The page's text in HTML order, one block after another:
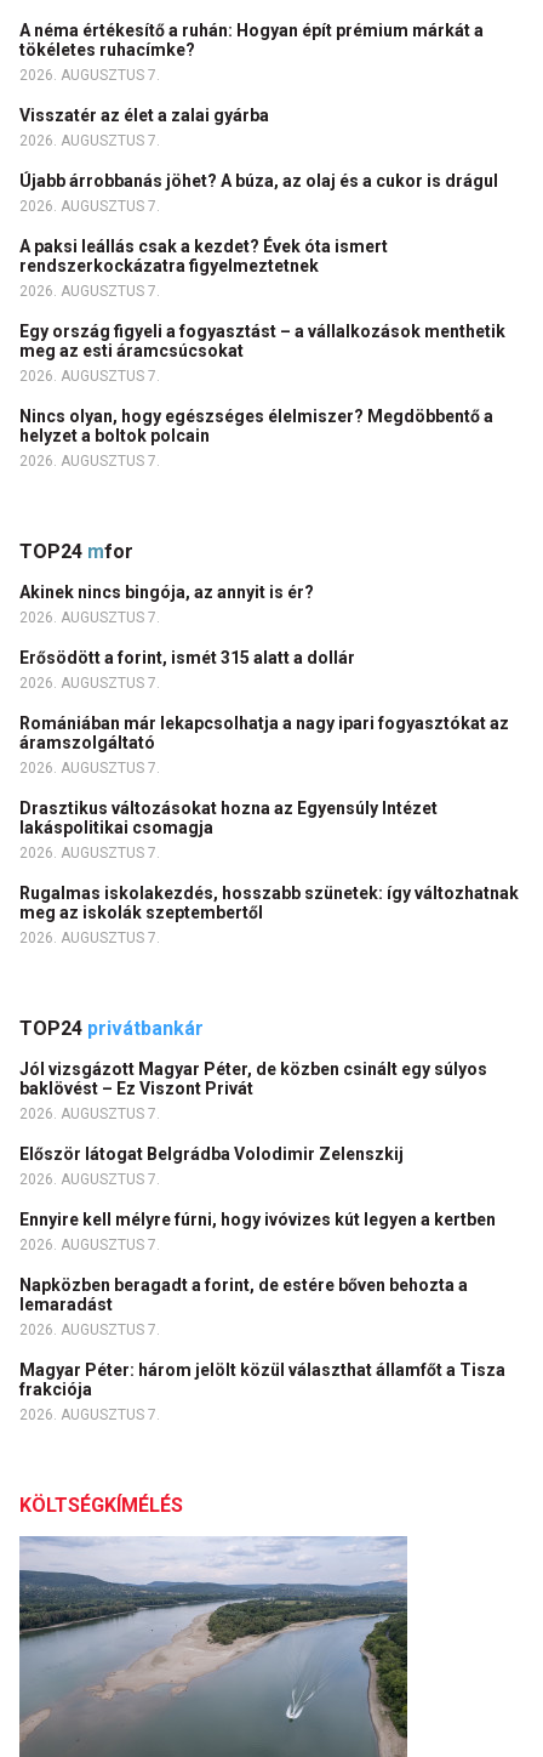
A néma értékesítő a ruhán: Hogyan épít prémium márkát a
tökéletes ruhacímke?
2026. AUGUSZTUS 7.
Visszatér az élet a zalai gyárba
2026. AUGUSZTUS 7.
Újabb árrobbanás jöhet? A búza, az olaj és a cukor is drágul
2026. AUGUSZTUS 7.
A paksi leállás csak a kezdet? Évek óta ismert
rendszerkockázatra figyelmeztetnek
2026. AUGUSZTUS 7.
Egy ország figyeli a fogyasztást – a vállalkozások menthetik
meg az esti áramcsúcsokat
2026. AUGUSZTUS 7.
Nincs olyan, hogy egészséges élelmiszer? Megdöbbentő a
helyzet a boltok polcain
2026. AUGUSZTUS 7.
TOP24 mfor
Akinek nincs bingója, az annyit is ér?
2026. AUGUSZTUS 7.
Erősödött a forint, ismét 315 alatt a dollár
2026. AUGUSZTUS 7.
Romániában már lekapcsolhatja a nagy ipari fogyasztókat az
áramszolgáltató
2026. AUGUSZTUS 7.
Drasztikus változásokat hozna az Egyensúly Intézet
lakáspolitikai csomagja
2026. AUGUSZTUS 7.
Rugalmas iskolakezdés, hosszabb szünetek: így változhatnak
meg az iskolák szeptembertől
2026. AUGUSZTUS 7.
TOP24 privátbankár
Jól vizsgázott Magyar Péter, de közben csinált egy súlyos
baklövést – Ez Viszont Privát
2026. AUGUSZTUS 7.
Először látogat Belgrádba Volodimir Zelenszkij
2026. AUGUSZTUS 7.
Ennyire kell mélyre fúrni, hogy ivóvizes kút legyen a kertben
2026. AUGUSZTUS 7.
Napközben beragadt a forint, de estére bőven behozta a
lemaradást
2026. AUGUSZTUS 7.
Magyar Péter: három jelölt közül választhat államfőt a Tisza
frakciója
2026. AUGUSZTUS 7.
KÖLTSÉGKÍMÉLÉS